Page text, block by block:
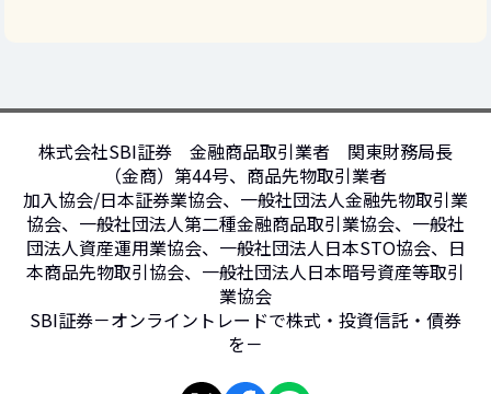
株式会社SBI証券 金融商品取引業者 関東財務局長
（金商）第44号、商品先物取引業者
加入協会/日本証券業協会、一般社団法人金融先物取引業
協会、一般社団法人第二種金融商品取引業協会、一般社
団法人資産運用業協会、一般社団法人日本STO協会、日
本商品先物取引協会、一般社団法人日本暗号資産等取引
業協会
SBI証券－オンライントレードで株式・投資信託・債券
を－